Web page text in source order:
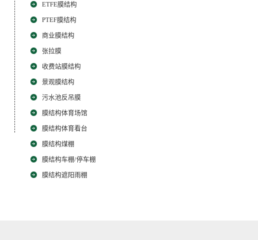
ETFE膜结构
PTEF膜结构
商业膜结构
张拉膜
收费站膜结构
景观膜结构
污水池反吊膜
膜结构体育场馆
膜结构体育看台
膜结构煤棚
膜结构车棚/停车棚
膜结构遮阳雨棚